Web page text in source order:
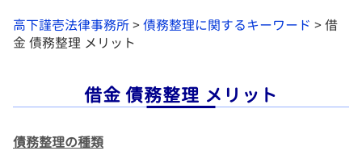
高下謹壱法律事務所> 債務整理に関するキーワード > 借
金 債務整理 メリット
借金 債務整理 メリット
債務整理の種類